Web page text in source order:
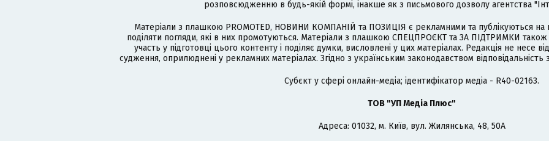
розповсюдженню в будь-якій формі, інакше як з письмового дозволу агентства
Матеріали з плашкою PROMOTED, НОВИНИ КОМПАНІЙ та ПОЗИЦІЯ є рекламними та публікуються на
поділяти погляди, які в них промотуються. Матеріали з плашкою СПЕЦПРОЄКТ та ЗА ПІДТРИМКИ
участь у підготовці цього контенту і поділяє думки, висловлені у цих матеріалах. Редакція не несе
судження, оприлюднені у рекламних матеріалах. Згідно з українським законодавством
Cубєкт у сфері онлайн-медіа; ідентифікатор медіа - R40-02163.
ТОВ "УП Медіа Плюс"
Адреса: 01032, м. Київ, вул. Жилянська, 48, 50А